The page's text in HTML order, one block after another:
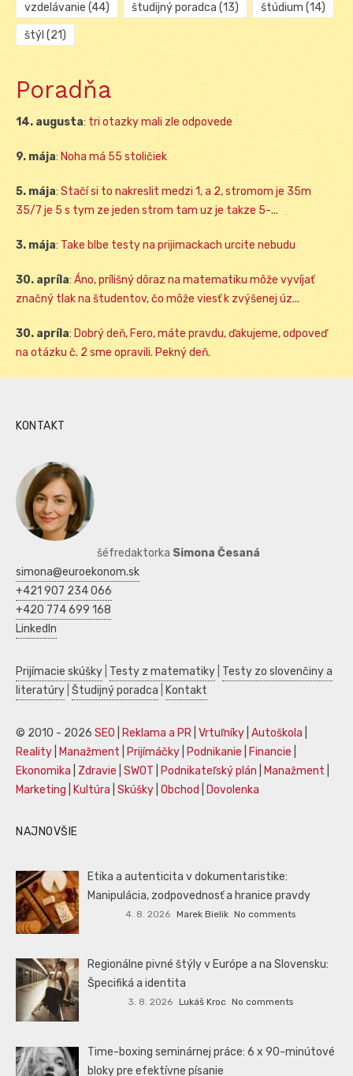
vzdelávanie (44) študijný poradca (13) štúdium (14)
štýl (21)
Poradňa
14. augusta: tri otazky mali zle odpovede
9. mája: Noha má 55 stoličiek
5. mája: Stačí si to nakreslit medzi 1, a 2, stromom je 35m
35/7 je 5 s tym ze jeden strom tam uz je takze 5-...
3. mája: Take blbe testy na prijimackach urcite nebudu
30. apríla: Áno, prílišný dôraz na matematiku môže vyvíjať
značný tlak na študentov, čo môže viesť k zvýšenej úz...
30. apríla: Dobrý deň, Fero, máte pravdu, ďakujeme, odpoveď
na otázku č. 2 sme opravili. Pekný deň.
KONTAKT
šéfredaktorka Simona Česaná
simona@euroekonom.sk
+421 907 234 066
+420 774 699 168
LinkedIn
Prijímacie skúšky Testy z matematiky Testy zo slovenčiny a
literatúry Študijný poradca Kontakt
© 2010 - 2026 SEO Reklama a PR Vrtuľníky Autoškola
Reality
Manažment Prijímáčky Podnikanie Financie
Ekonomika
Zdravie SWOT Podnikateľský plán Manažment
Marketing
Kultúra Skúšky Obchod Dovolenka
NAJNOVŠIE
Etika a autenticita v dokumentaristike:
Manipulácia, zodpovednosť a hranice pravdy
4. 8. 2026 Marek Bielik No comments
Regionálne pivné štýly v Európe a na Slovensku:
Špecifiká a identita
3. 8. 2026 Lukáš Kroc No comments
Time-boxing seminárnej práce: 6 x 90-minútové
bloky pre efektívne písanie